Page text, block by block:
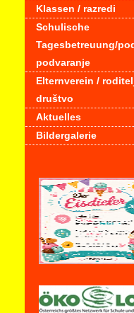
Klassen / razredi
Schulische
Tagesbetreuung/
podvaranje
Elternverein /
društvo
Aktuelles
Bildergalerie